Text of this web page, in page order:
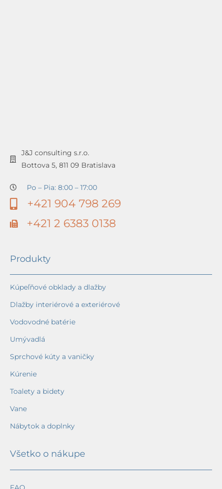
J&J consulting s.r.o.
Bottova 5, 811 09 Bratislava
Po – Pia: 8:00 – 17:00
+421 904 798 269
+421 2 6383 0138
Produkty
Kúpeľňové obklady a dlažby
Dlažby interiérové a exteriérové
Vodovodné batérie
Umývadlá
Sprchové kúty a vaničky
Kúrenie
Toalety a bidety
Vane
Nábytok a doplnky
Všetko o nákupe